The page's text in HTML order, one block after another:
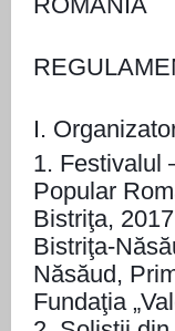
I.
1. Festivalul
Popular
Bistriţa,
Bistriţa-
Năsăud,
Fundaţia